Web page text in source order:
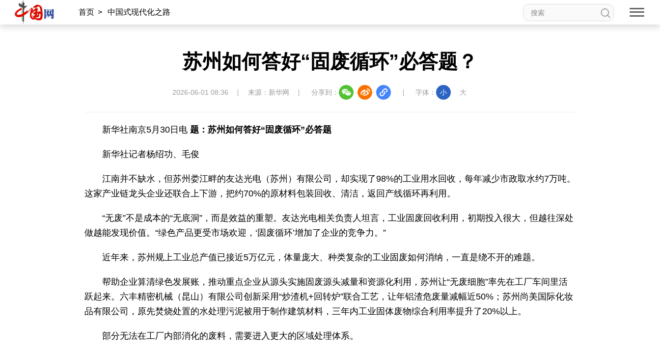
首页 > 中国式现代化之路
苏州如何答好“固废循环”必答题？
2026-06-01 08:36 来源：新华网 分享到： 字体： 小 大
新华社南京5月30日电 题：苏州如何答好“固废循环”必答题
新华社记者杨绍功、毛俊
江南并不缺水，但苏州娄江畔的友达光电（苏州）有限公司，却实现了98%的工业用水回收，每年减少市政取水约7万吨。
这家产业链龙头企业还联合上下游，把约70%的原材料包装回收、清洁，返回产线循环再利用。
“无废”不是成本的“无底洞”，而是效益的重塑。友达光电相关负责人坦言，工业固废回收利用，初期投入很大，但越往深处
做越能发现价值。“绿色产品更受市场欢迎，‘固废循环’增加了企业的竞争力。”
近年来，苏州规上工业总产值已接近5万亿元，体量庞大、种类复杂的工业固废如何消纳，一直是绕不开的难题。
帮助企业算清绿色发展账，推动重点企业从源头实施固废源头减量和资源化利用，苏州让“无废细胞”率先在工厂车间里活
跃起来。六丰精密机械（昆山）有限公司创新采用“炒渣机+回转炉”联合工艺，让年铝渣危废量减幅近50%；苏州尚美国际化妆
品有限公司，原先焚烧处置的水处理污泥被用于制作建筑材料，三年内工业固体废物综合利用率提升了20%以上。
部分无法在工厂内部消化的废料，需要进入更大的区域处理体系。